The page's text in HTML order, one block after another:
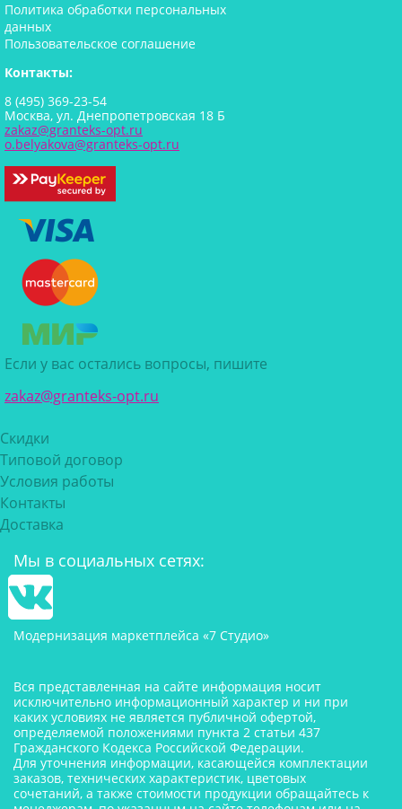
Политика обработки персональных
данных
Пользовательское соглашение
Контакты:
8 (495) 369-23-54
Москва, ул. Днепропетровская 18 Б
zakaz@granteks-opt.ru
o.belyakova@granteks-opt.ru
Если у вас остались вопросы, пишите
zakaz@granteks-opt.ru
Скидки
Типовой договор
Условия работы
Контакты
Доставка
Мы в социальных сетях:
Модернизация маркетплейса «7 Студио»
Вся представленная на сайте информация носит
исключительно информационный характер и ни при
каких условиях не является публичной офертой,
определяемой положениями пункта 2 статьи 437
Гражданского Кодекса Российской Федерации.
Для уточнения информации, касающейся комплектации
заказов, технических характеристик, цветовых
сочетаний, а также стоимости продукции обращайтесь к